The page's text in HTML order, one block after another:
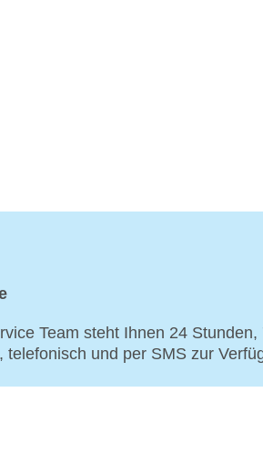
Team steht Ihnen 24 Stunden,
und per SMS zur